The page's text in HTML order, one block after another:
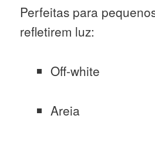
Perfeitas para
refletirem luz:
Off-white
Areia